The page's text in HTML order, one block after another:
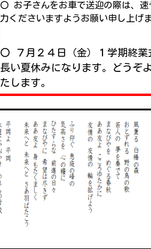
〇 お子さんをお車で送迎の際は、
力くださいますようお願い申し上げ
〇 ７月２４日（金）１学期終業
長い夏休みになります。どうぞ
たします。